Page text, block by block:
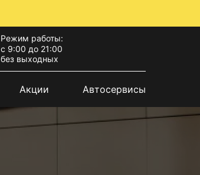
Режим работы:
с 9:00 до 21:00
без выходных
Акции Автосервисы